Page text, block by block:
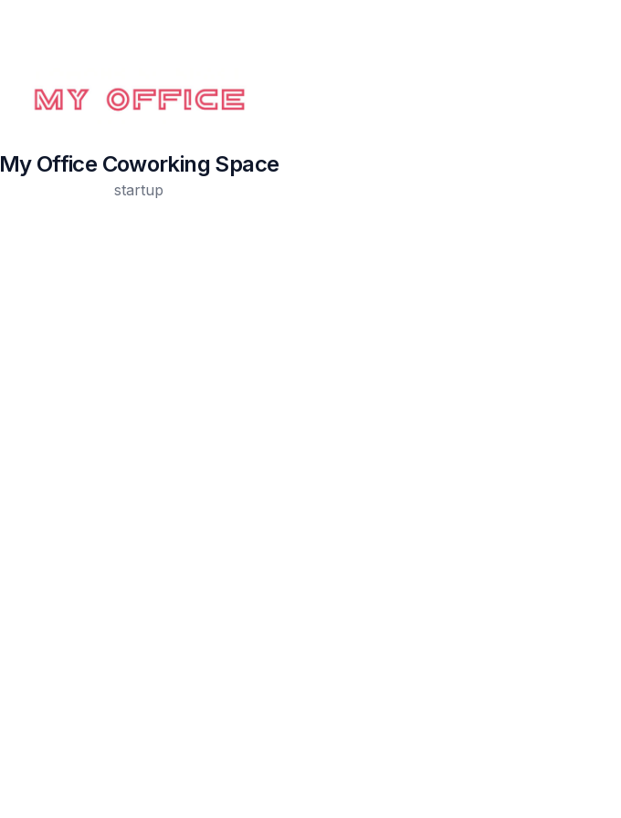
My Office Coworking Space
startup